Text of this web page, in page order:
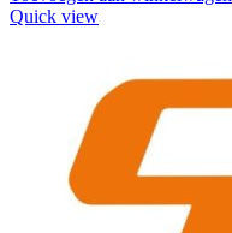
Quick view